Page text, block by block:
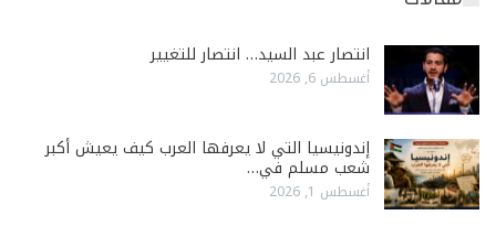
انتصار عبد السيد… انتصار للتغيير
أغسطس 6, 2026
إندونيسيا التي لا يعرفها العرب كيف يعيش أكبر
شعب مسلم في…
أغسطس 1, 2026